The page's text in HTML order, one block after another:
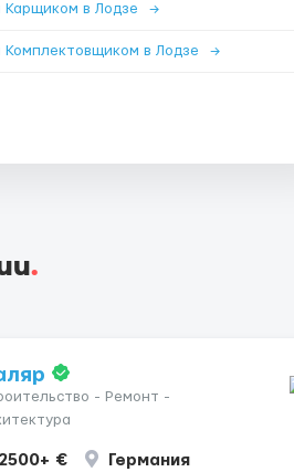
Карщиком в Лодзе →
Комплектовщиком в Лодзе →
.
- Ремонт -
2500+ € Германия